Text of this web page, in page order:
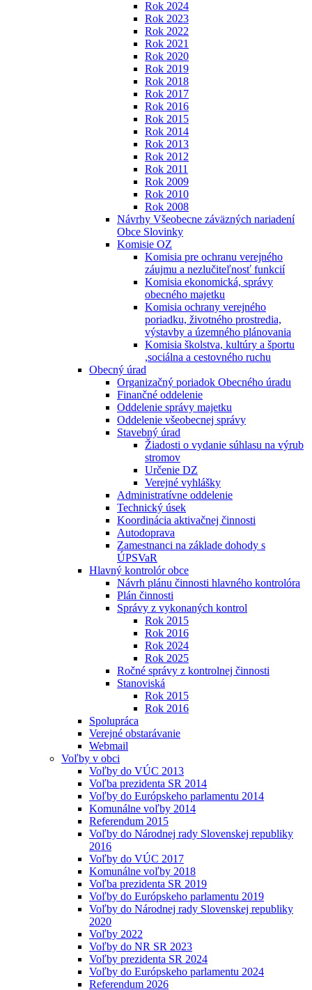
Rok 2024
Rok 2023
Rok 2022
Rok 2021
Rok 2020
Rok 2019
Rok 2018
Rok 2017
Rok 2016
Rok 2015
Rok 2014
Rok 2013
Rok 2012
Rok 2011
Rok 2009
Rok 2010
Rok 2008
Návrhy Všeobecne záväzných nariadení
Obce Slovinky
Komisie OZ
Komisia pre ochranu verejného
záujmu a nezlučiteľnosť funkcií
Komisia ekonomická, správy
obecného majetku
Komisia ochrany verejného
poriadku, životného prostredia,
výstavby a územného plánovania
Komisia školstva, kultúry a športu
,sociálna a cestovného ruchu
Obecný úrad
Organizačný poriadok Obecného úradu
Finančné oddelenie
Oddelenie správy majetku
Oddelenie všeobecnej správy
Stavebný úrad
Žiadosti o vydanie súhlasu na výrub
stromov
Určenie DZ
Verejné vyhlášky
Administratívne oddelenie
Technický úsek
Koordinácia aktivačnej činnosti
Autodoprava
Zamestnanci na základe dohody s
ÚPSVaR
Hlavný kontrolór obce
Návrh plánu činnosti hlavného kontrolóra
Plán činnosti
Správy z vykonaných kontrol
Rok 2015
Rok 2016
Rok 2024
Rok 2025
Ročné správy z kontrolnej činnosti
Stanoviská
Rok 2015
Rok 2016
Spolupráca
Verejné obstarávanie
Webmail
Voľby v obci
Voľby do VÚC 2013
Voľba prezidenta SR 2014
Voľby do Európskeho parlamentu 2014
Komunálne voľby 2014
Referendum 2015
Voľby do Národnej rady Slovenskej republiky
2016
Voľby do VÚC 2017
Komunálne voľby 2018
Voľba prezidenta SR 2019
Voľby do Európskeho parlamentu 2019
Voľby do Národnej rady Slovenskej republiky
2020
Voľby 2022
Voľby do NR SR 2023
Voľby prezidenta SR 2024
Voľby do Európskeho parlamentu 2024
Referendum 2026